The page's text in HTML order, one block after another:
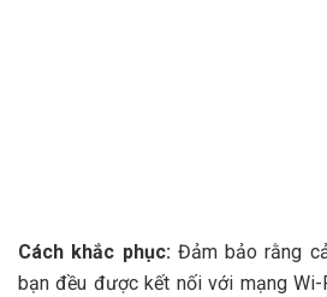
Cách khắc phục:Đảm bảo rằng
bạn đều được kết nối với mạng